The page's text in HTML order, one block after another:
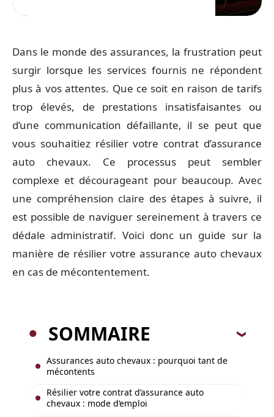
Dans le monde des assurances, la frustration peut
surgir lorsque les services fournis ne répondent
plus à vos attentes. Que ce soit en raison de tarifs
trop élevés, de prestations insatisfaisantes ou
d’une communication défaillante, il se peut que
vous souhaitiez résilier votre contrat d’assurance
auto chevaux. Ce processus peut sembler
complexe et décourageant pour beaucoup. Avec
une compréhension claire des étapes à suivre, il
est possible de naviguer sereinement à travers ce
dédale administratif. Voici donc un guide sur la
manière de résilier votre assurance auto chevaux
en cas de mécontentement.
SOMMAIRE
Assurances auto chevaux : pourquoi tant de
mécontents
Résilier votre contrat d’assurance auto
chevaux : mode d’emploi